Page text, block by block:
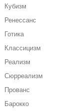
Кубизм
Ренессанс
Готика
Классицизм
Реализм
Сюрреализм
Прованс
Барокко